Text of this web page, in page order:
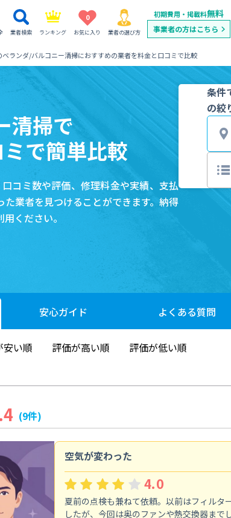
業者検索 ランキング
0
お気に入り 業者の選び方
初期費用・掲載料無料
事業者の方はこちら
ベランダ/バルコニー清掃におすすめの業者を料金と口コミで比較
清掃で
で簡単比較
コミ数や評価、修理料金や実績、支払
業者を見つけることができます。納得
ください。
条件
の絞
安心ガイド よくある質問
安い順 評価が高い順 評価が低い順
(9件)
空気が変わった
4.0
夏前の点検も兼ねて依頼。以前はフィルタ
したが、今回は奥のファンや熱交換器まで